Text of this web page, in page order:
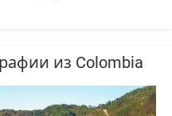
из Colombia